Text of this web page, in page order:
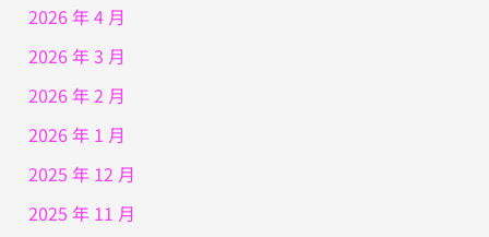
2026 年 4 月
2026 年 3 月
2026 年 2 月
2026 年 1 月
2025 年 12 月
2025 年 11 月